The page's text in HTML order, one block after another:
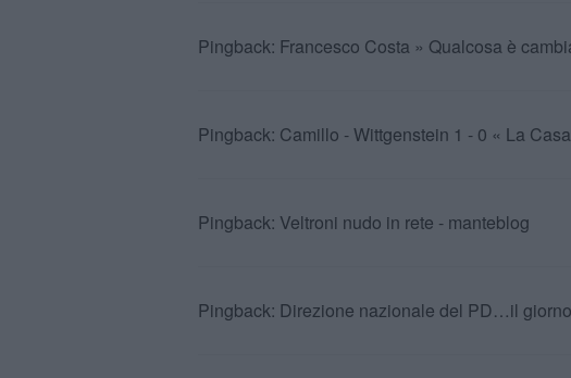
Pingback: Francesco Costa » Qualcosa è
Pingback: Camillo - Wittgenstein 1 - 0 « La
Pingback: Veltroni nudo in rete - manteblog
Pingback: Direzione nazionale del PD…il